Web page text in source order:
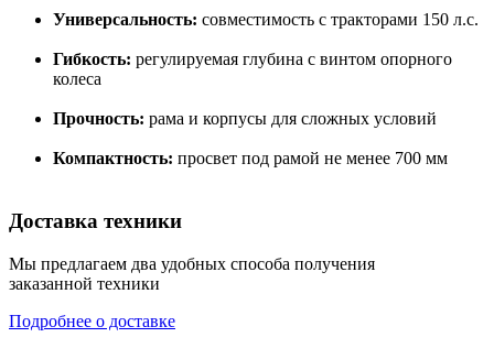
Универсальность: совместимость с тракторами 150 л.с.
Гибкость: регулируемая глубина с винтом опорного
колеса
Прочность: рама и корпусы для сложных условий
Компактность: просвет под рамой не менее 700 мм
Доставка техники
Мы предлагаем два удобных способа получения
заказанной техники
Подробнее о доставке